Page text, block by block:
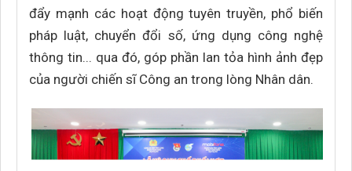
đẩy mạnh các hoạt động tuyên truyền, phổ biến
pháp luật, chuyển đổi số, ứng dụng công nghệ
thông tin... qua đó, góp phần lan tỏa hình ảnh đẹp
của người chiến sĩ Công an trong lòng Nhân dân.